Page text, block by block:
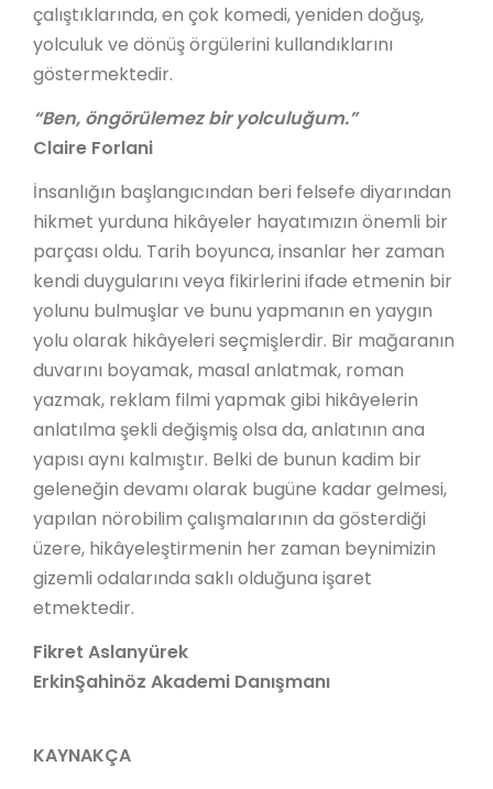
çalıştıklarında, en çok komedi, yeniden doğuş,
yolculuk ve dönüş örgülerini kullandıklarını
göstermektedir.
“Ben, öngörülemez bir yolculuğum.”
Claire Forlani
İnsanlığın başlangıcından beri felsefe diyarından
hikmet yurduna hikâyeler hayatımızın önemli bir
parçası oldu. Tarih boyunca, insanlar her zaman
kendi duygularını veya fikirlerini ifade etmenin bir
yolunu bulmuşlar ve bunu yapmanın en yaygın
yolu olarak hikâyeleri seçmişlerdir. Bir mağaranın
duvarını boyamak, masal anlatmak, roman
yazmak, reklam filmi yapmak gibi hikâyelerin
anlatılma şekli değişmiş olsa da, anlatının ana
yapısı aynı kalmıştır. Belki de bunun kadim bir
geleneğin devamı olarak bugüne kadar gelmesi,
yapılan nörobilim çalışmalarının da gösterdiği
üzere, hikâyeleştirmenin her zaman beynimizin
gizemli odalarında saklı olduğuna işaret
etmektedir.
Fikret Aslanyürek
ErkinŞahinöz Akademi Danışmanı
KAYNAKÇA